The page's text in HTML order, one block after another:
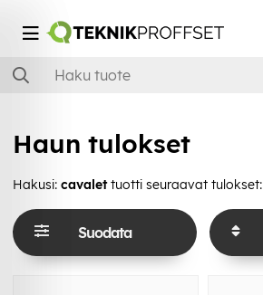
Haun tulokset
Hakusi: cavalettuotti seuraavat tulokset:
Suodata